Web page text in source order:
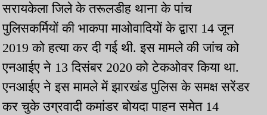
सरायकेला जिले के तरूलडीह थाना के पांच
पुलिसकर्मियों की भाकपा माओवादियों के द्वारा 14 जून
2019 को हत्या कर दी गई थी. इस मामले की जांच को
एनआईए ने 13 दिसंबर 2020 को टेकओवर किया था.
एनआईए ने इस मामले में झारखंड पुलिस के समक्ष सरेंडर
कर चुके उग्रवादी कमांडर बोयदा पाहन समेत 14